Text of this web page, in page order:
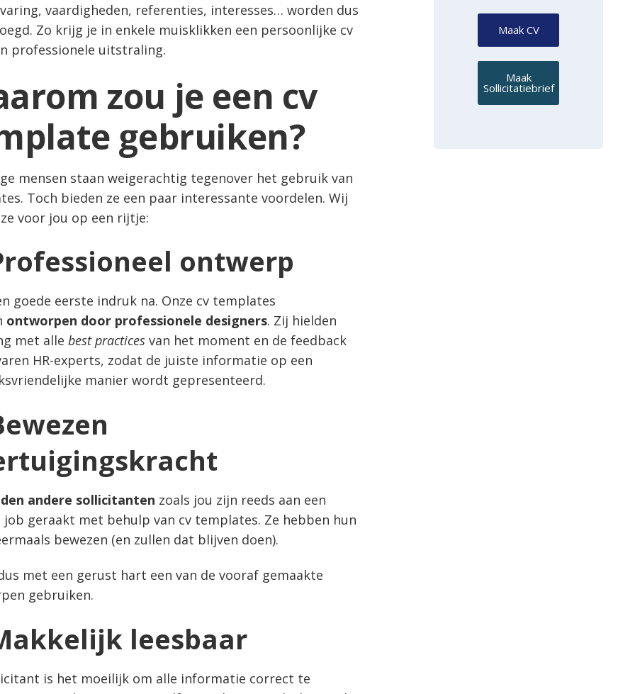
vaardigheden, referenties, interesses… worden dus
Zo krijg je in enkele muisklikken een persoonlijke cv
professionele uitstraling.
zou je een cv
gebruiken?
mensen staan weigerachtig tegenover het gebruik van
Toch bieden ze een paar interessante voordelen. Wij
voor jou op een rijtje:
ontwerp
goede eerste indruk na. Onze cv templates
ontworpen door professionele designers. Zij hielden
met alle best practices van het moment en de feedback
HR-experts, zodat de juiste informatie op een
manier wordt gepresenteerd.
andere sollicitanten zoals jou zijn reeds aan een
job geraakt met behulp van cv templates. Ze hebben hun
bewezen (en zullen dat blijven doen).
met een gerust hart een van de vooraf gemaakte
gebruiken.
leesbaar
is het moeilijk om alle informatie correct te
Maak CV
Maak
Sollicitatiebrief